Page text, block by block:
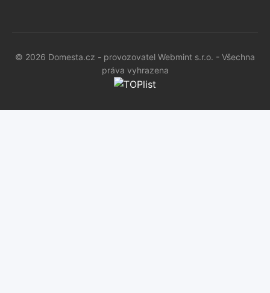
© 2026 Domesta.cz - provozovatel Webmint s.r.o. - Všechna
práva vyhrazena